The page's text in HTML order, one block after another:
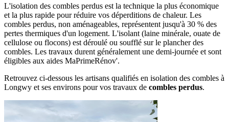
L'isolation des combles perdus est la technique la plus économique
et la plus rapide pour réduire vos déperditions de chaleur. Les
combles perdus, non aménageables, représentent jusqu'à 30 % des
pertes thermiques d'un logement. L'isolant (laine minérale, ouate de
cellulose ou flocons) est déroulé ou soufflé sur le plancher des
combles. Les travaux durent généralement une demi-journée et sont
éligibles aux aides MaPrimeRénov'.
Retrouvez ci-dessous les artisans qualifiés en isolation des combles à
Longwy et ses environs pour vos travaux de combles perdus.